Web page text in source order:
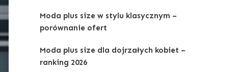
Moda plus size w stylu klasycznym –
porównanie ofert
Moda plus size dla dojrzałych kobiet –
ranking 2026